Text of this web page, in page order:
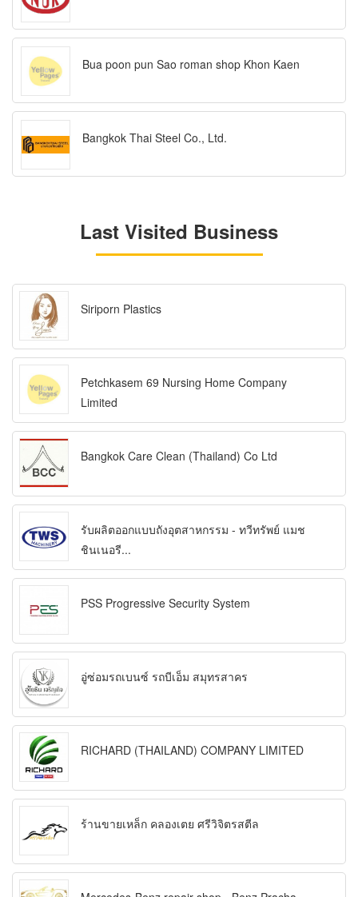
Bua poon pun Sao roman shop Khon Kaen
Bangkok Thai Steel Co., Ltd.
Last Visited Business
Siriporn Plastics
Petchkasem 69 Nursing Home Company
Limited
Bangkok Care Clean (Thailand) Co Ltd
รับผลิตออกแบบถังอุตสาหกรรม - ทวีทรัพย์ แมช
ชินเนอรี...
PSS Progressive Security System
อู่ซ่อมรถเบนซ์ รถบีเอ็ม สมุทรสาคร
RICHARD (THAILAND) COMPANY LIMITED
ร้านขายเหล็ก คลองเตย ศรีวิจิตรสตีล